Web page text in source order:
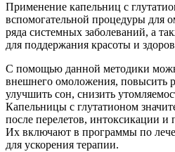
Применение капельниц с
вспомогательной процедуры для
ряда системных заболеваний, а
для поддержания красоты и
С помощью данной методики
внешнего омоложения, повысить
улучшить сон, снизить
Капельницы с глутатионом
после перелетов, интоксикации и
Их включают в программы по
для ускорения терапии.